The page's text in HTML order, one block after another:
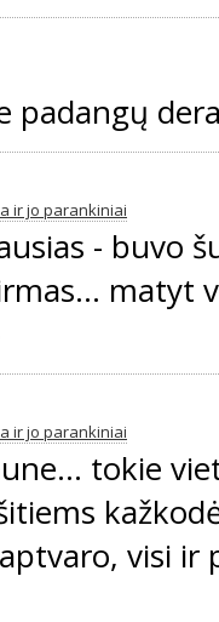
padangų
ir jo parankiniai
- buvo
matyt
ir jo parankiniai
tokie
visi ir